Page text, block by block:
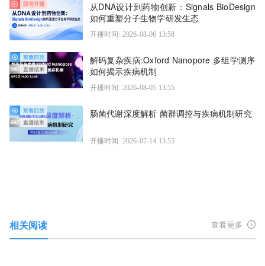
从DNA设计到药物创新：Signals BioDesign
如何重塑分子生物学研发生态
开播时间: 2026-08-06 13:58
解码复杂疾病:Oxford Nanopore 多组学测序
如何揭示疾病机制
开播时间: 2026-08-05 13:55
肠菌代谢深度解析 菌群调控与疾病机制研究
开播时间: 2026-07-14 13:55
相关阅读 查看更多